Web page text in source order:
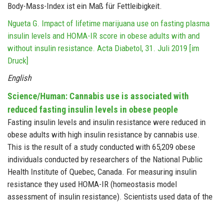
Body-Mass-Index ist ein Maß für Fettleibigkeit.
Ngueta G. Impact of lifetime marijuana use on fasting plasma
insulin levels and HOMA-IR score in obese adults with and
without insulin resistance. Acta Diabetol, 31. Juli 2019 [im
Druck]
English
Science/Human: Cannabis use is associated with
reduced fasting insulin levels in obese people
Fasting insulin levels and insulin resistance were reduced in
obese adults with high insulin resistance by cannabis use.
This is the result of a study conducted with 65,209 obese
individuals conducted by researchers of the National Public
Health Institute of Quebec, Canada. For measuring insulin
resistance they used HOMA-IR (homeostasis model
assessment of insulin resistance). Scientists used data of the